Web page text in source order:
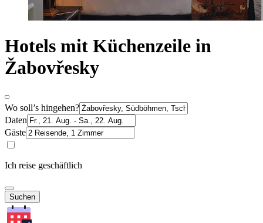
Hotels mit Küchenzeile in
Žabovřesky
Wo soll’s hingehen?
Daten
Gäste
Ich reise geschäftlich
Suchen